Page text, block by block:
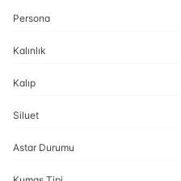
Persona
Kalınlık
Kalıp
Siluet
Astar Durumu